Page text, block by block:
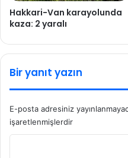
Hakkari-Van karayolunda
kaza: 2 yaralı
Bir yanıt yazın
E-posta adresiniz
işaretlenmişlerdir